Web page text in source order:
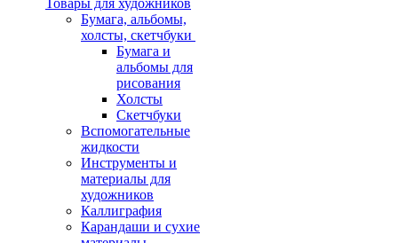
Товары для художников
Бумага, альбомы,
холсты, скетчбуки
Бумага и
альбомы для
рисования
Холсты
Скетчбуки
Вспомогательные
жидкости
Инструменты и
материалы для
художников
Каллиграфия
Карандаши и сухие